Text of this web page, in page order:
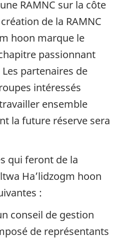
RAMNC sur la côte
de la RAMNC
hoon marque le
passionnant
partenaires de
intéressés
ensemble
la future réserve sera
qui feront de la
Ha’lidzogm hoon
:
conseil de gestion
de représentants